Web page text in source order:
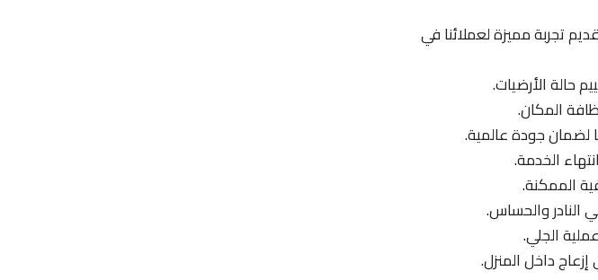
تجربة مميزة لعملائنا في
حالة الأرضيات.
المكان.
لضمان جودة عالمية.
الخدمة.
الممكنة.
النادر والحساس.
الجلي.
داخل المنزل.